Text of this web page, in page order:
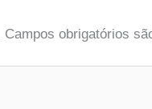
Campos obrigatórios